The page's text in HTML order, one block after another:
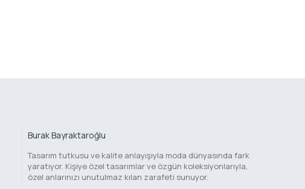
Burak Bayraktaroğlu
Tasarım tutkusu ve kalite anlayışıyla moda dünyasında fark
yaratıyor. Kişiye özel tasarımlar ve özgün koleksiyonlarıyla,
özel anlarınızı unutulmaz kılan zarafeti sunuyor.